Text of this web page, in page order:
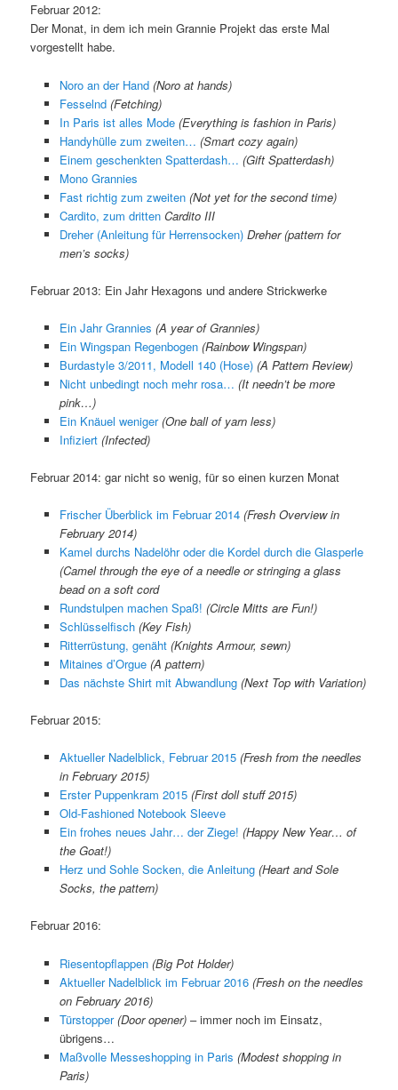
Februar 2012:
Der Monat, in dem ich mein Grannie Projekt das erste Mal
vorgestellt habe.
Noro an der Hand (Noro at hands)
Fesselnd (Fetching)
In Paris ist alles Mode (Everything is fashion in Paris)
Handyhülle zum zweiten… (Smart cozy again)
Einem geschenkten Spatterdash… (Gift Spatterdash)
Mono Grannies
Fast richtig zum zweiten (Not yet for the second time)
Cardito, zum dritten Cardito III
Dreher (Anleitung für Herrensocken) Dreher (pattern for
men’s socks)
Februar 2013: Ein Jahr Hexagons und andere Strickwerke
Ein Jahr Grannies (A year of Grannies)
Ein Wingspan Regenbogen (Rainbow Wingspan)
Burdastyle 3/2011, Modell 140 (Hose) (A Pattern Review)
Nicht unbedingt noch mehr rosa… (It needn’t be more
pink…)
Ein Knäuel weniger (One ball of yarn less)
Infiziert (Infected)
Februar 2014: gar nicht so wenig, für so einen kurzen Monat
Frischer Überblick im Februar 2014 (Fresh Overview in
February 2014)
Kamel durchs Nadelöhr oder die Kordel durch die Glasperle
(Camel through the eye of a needle or stringing a glass
bead on a soft cord
Rundstulpen machen Spaß! (Circle Mitts are Fun!)
Schlüsselfisch (Key Fish)
Ritterrüstung, genäht (Knights Armour, sewn)
Mitaines d’Orgue (A pattern)
Das nächste Shirt mit Abwandlung (Next Top with Variation)
Februar 2015:
Aktueller Nadelblick, Februar 2015 (Fresh from the needles
in February 2015)
Erster Puppenkram 2015 (First doll stuff 2015)
Old-Fashioned Notebook Sleeve
Ein frohes neues Jahr… der Ziege! (Happy New Year… of
the Goat!)
Herz und Sohle Socken, die Anleitung (Heart and Sole
Socks, the pattern)
Februar 2016:
Riesentopflappen (Big Pot Holder)
Aktueller Nadelblick im Februar 2016 (Fresh on the needles
on February 2016)
Türstopper (Door opener)– immer noch im Einsatz,
übrigens…
Maßvolle Messeshopping in Paris (Modest shopping in
Paris)